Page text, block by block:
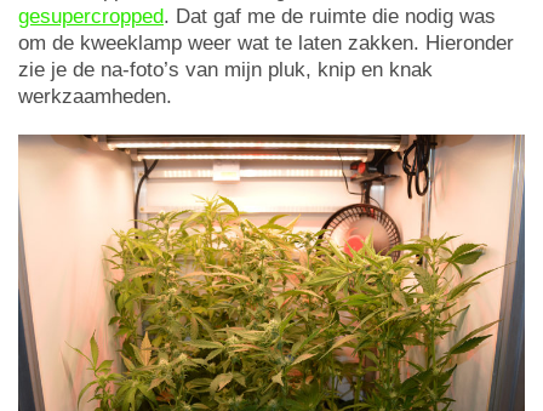
gesupercropped. Dat gaf me de ruimte die nodig was
om de kweeklamp weer wat te laten zakken. Hieronder
zie je de na-foto’s van mijn pluk, knip en knak
werkzaamheden.